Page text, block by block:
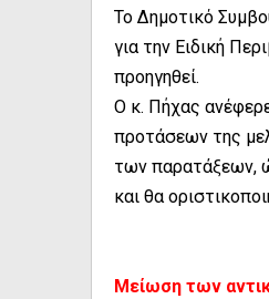
Το Δημοτικό
για την Ειδική
προηγηθεί.
Ο κ. Πήχας
προτάσεων της
των παρατάξεων,
και θα
Μείωση των